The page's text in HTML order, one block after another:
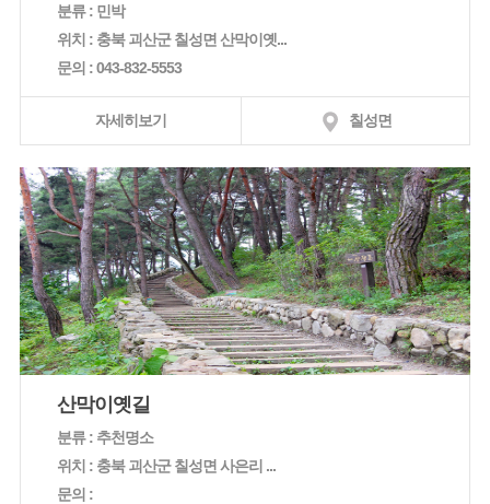
분류 : 민박
위치 : 충북 괴산군 칠성면 산막이옛...
문의 : 043-832-5553
자세히보기 칠성면
산막이옛길
분류 : 추천명소
위치 : 충북 괴산군 칠성면 사은리 ...
문의 :